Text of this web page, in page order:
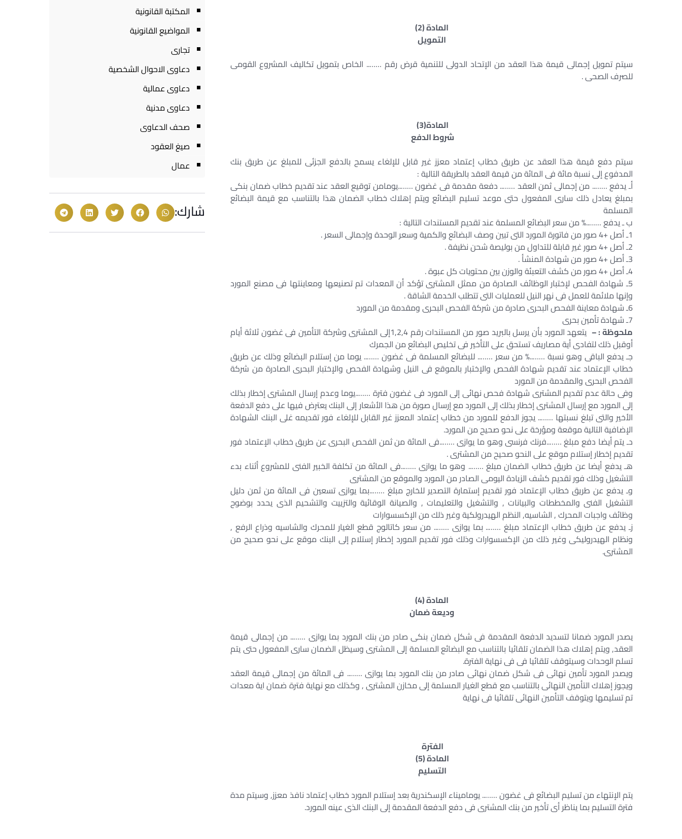
المادة (2)
التمويل
سيتم تمويل إجمالى قيمة هذا العقد من الإتحاد الدولى للتنمية قرض رقم …….. الخاص بتمويل تكاليف المشروع القومى
للصرف الصحى .
المادة(3)
شروط الدفع
سيتم دفع قيمة هذا العقد عن طريق خطاب إعتماد معزز غير قابل للإلغاء يسمح بالدفع الجزئى للمبلغ عن طريق بنك
المدفوع إلى نسبة مائة فى المائة من قيمة العقد بالطريقة التالية :
أـ يدفع …….. من إجمالى ثمن العقد …….. دفعة مقدمة فى غضون ……..يومامن توقيع العقد عند تقديم خطاب ضمان بنكى
بمبلغ يعادل ذلك سارى المفعول حتى موعد تسليم البضائع ويتم إهلاك خطاب الضمان هذا بالتناسب مع قيمة البضائع
المسلمة
ب ـ يدفع ……..% من سعر البضائع المسلمة عند تقديم المستندات التالية :
1ـ أصل +4 صور من فاتورة المورد التى تبين وصف البضائع والكمية وسعر الوحدة وإجمالى السعر .
2ـ أصل +4 صور غير قابلة للتداول من بوليصة شحن نظيفة .
3ـ أصل +4 صور من شهادة المنشأ .
4ـ أصل +4 صور من كشف التعبئة والوزن بين محتويات كل عبوة .
5ـ شهادة الفحص لإختبار الوظائف الصادرة من ممثل المشترى تؤكد أن المعدات تم تصنيعها ومعاينتها فى مصنع المورد
وإنها ملائمة للعمل فى نهر النيل للعمليات التى تتطلب الخدمة الشاقة .
6ـ شهادة معاينة الفحص البحرى صادرة من شركة الفحص البحرى ومقدمة من المورد
7ـ شهادة تأمين بحرى
ملحوظة : –
يتعهد المورد بأن يرسل بالبريد صور من المستندات رقم 1,2,4إلى المشترى وشركة التأمين فى غضون ثلاثة أيام
أوقبل ذلك لتفادى أية مصاريف تستحق على التأخير فى تخليص البضائع من الجمرك
جـ يدفع الباقى وهو نسبة ……..% من سعر …….. للبضائع المسلمة فى غضون …….. يوما من إستلام البضائع وذلك عن طريق
خطاب الإعتماد عند تقديم شهادة الفحص والإختبار بالموقع فى النيل وشهادة الفحص والإختبار البحرى الصادرة من شركة
الفحص البحرى والمقدمة من المورد
وفى حالة عدم تقديم المشترى شهادة فحص نهائى إلى المورد فى غضون فترة ……..يوما وعدم إرسال المشترى إخطار بذلك
إلى المورد مع إرسال المشترى إخطار بذلك إلى المورد مع إرسال صورة من هذا الأشعار إلى البنك يعترض فيها على دفع الدفعة
الأخير والتى تبلغ نسبتها …….. يجوز الدفع للمورد من خطاب إعتماد المعزز غير القابل للإلغاء فور تقديمه غلى البنك الشهادة
الإضافية التالية موقعة ومؤرخة على نحو صحيح من المورد.
دـ يتم أيضا دفع مبلغ ……..فرنك فرنسى وهو ما يوازى ……..فى المائة من ثمن الفحص البحرى عن طريق خطاب الإعتماد فور
تقديم إخطار إستلام موقع على النحو صحيح من المشترى .
هـ يدفع أيضا عن طريق خطاب الضمان مبلغ …….. وهو ما يوازى ……..فى المائة من تكلفة الخبير الفنى للمشروع أثناء بدء
التشغيل وذلك فور تقديم كشف الزيادة اليومى الصادر من المورد والموقع من المشترى
وـ يدفع عن طريق خطاب الإعتماد فور تقديم إستمارة التصدير للخارج مبلغ ……..بما يوازى تسعين فى المائة من ثمن دليل
التشغيل الفنى والمخططات والبيانات , والتشغيل والتعليمات , والصيانة الوقائية والتزييت والتشحيم الذى يحدد بوضوح
وظائف واجبات المحرك , الشاسيه, النظم الهيدرولكية وغير ذلك من الإكسسوارات
زـ يدفع عن طريق خطاب الإعتماد مبلغ …….. بما يوازى …….. من سعر كاتالوج قطع الغيار للمحرك والشاسيه وذراع الرفع ,
ونظام الهيدروليكى وغير ذلك من الإكسسوارات وذلك فور تقديم المورد إخطار إستلام إلى البنك موقع على نحو صحيح من
المشترى.
المادة (4)
وديعة ضمان
يصدر المورد ضمانا لتسديد الدفعة المقدمة فى شكل ضمان بنكى صادر من بنك المورد بما يوازى …….. من إجمالى قيمة
العقد, ويتم إهلاك هذا الضمان تلقائيا بالتناسب مع البضائع المسلمة إلى المشترى وسيظل الضمان سارى المفعول حتى يتم
تسلم الوحدات وسيتوقف تلقائيا فى فى نهاية الفترة.
ويصدر المورد تأمين نهائى فى شكل ضمان نهائى صادر من بنك المورد بما يوازى …….. فى المائة من إجمالى قيمة العقد
ويجوز إهلاك التأمين النهائى بالتناسب مع قطع الغيار المسلمة إلى مخازن المشترى , وكذلك مع نهاية فترة ضمان اية معدات
تم تسليمها ويتوقف التأمين النهائى تلقائيا فى نهاية
الفترة
المادة (5)
التسليم
يتم الإنتهاء من تسليم البضائع فى غضون …….. يوماميناء الإسكندرية بعد إستلام المورد خطاب إعتماد نافذ معزز, وسيتم مدة
فترة التسليم بما يناظر أى تأخير من بنك المشترى فى دفع الدفعة المقدمة إلى البنك الذى عينه المورد.
المكتبة القانونية
المواضيع القانونية
تجارى
دعاوى الاحوال الشخصية
دعاوى عمالية
دعاوى مدنية
صحف الدعاوى
صيغ العقود
عمال
شارك: